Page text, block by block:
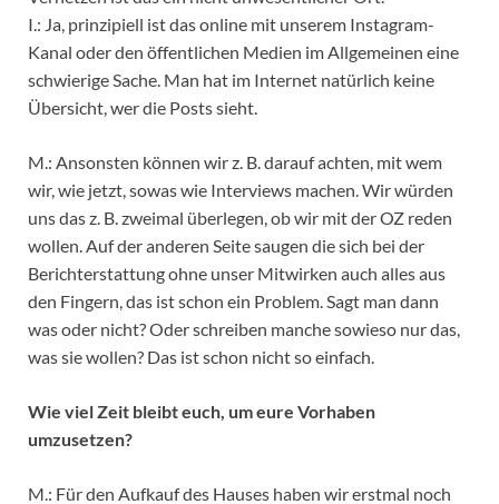
I.: Ja, prinzipiell ist das online mit unserem Instagram-
Kanal oder den öffentlichen Medien im Allgemeinen eine
schwierige Sache. Man hat im Internet natürlich keine
Übersicht, wer die Posts sieht.
M.: Ansonsten können wir z. B. darauf achten, mit wem
wir, wie jetzt, sowas wie Interviews machen. Wir würden
uns das z. B. zweimal überlegen, ob wir mit der OZ reden
wollen. Auf der anderen Seite saugen die sich bei der
Berichterstattung ohne unser Mitwirken auch alles aus
den Fingern, das ist schon ein Problem. Sagt man dann
was oder nicht? Oder schreiben manche sowieso nur das,
was sie wollen? Das ist schon nicht so einfach.
Wie viel Zeit bleibt euch, um eure Vorhaben
umzusetzen?
M.: Für den Aufkauf des Hauses haben wir erstmal noch